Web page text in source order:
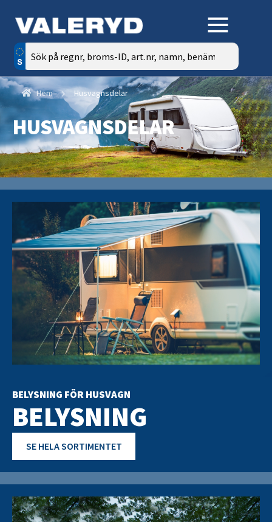
Sök
efter:
Hem Husvagnsdelar
HUSVAGNSDELAR
BELYSNING FÖR HUSVAGN
BELYSNING
SE HELA SORTIMENTET